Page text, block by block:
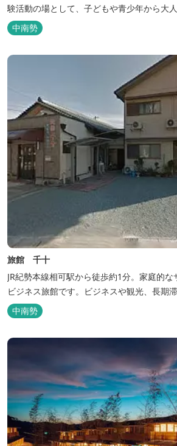
験活動の場として、子どもや青少年から大
ご利用いただけます。 ヨットやボート・カ
リンアクティビティや併設する海の乗馬倶
中南勢
旅館 千十
JR紀勢本線相可駅から徒歩約1分。家庭的
ビジネス旅館です。ビジネスや観光、長期
中南勢